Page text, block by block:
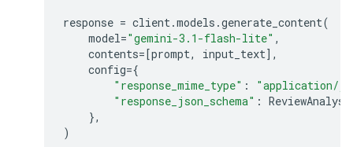
response = client.models .generate_content(
model="gemini-3.1-flash-lite" ,
contents=[prompt, input_text],
config={
"response_mime_type" :
"application/
"response_json_schema" :
},
)